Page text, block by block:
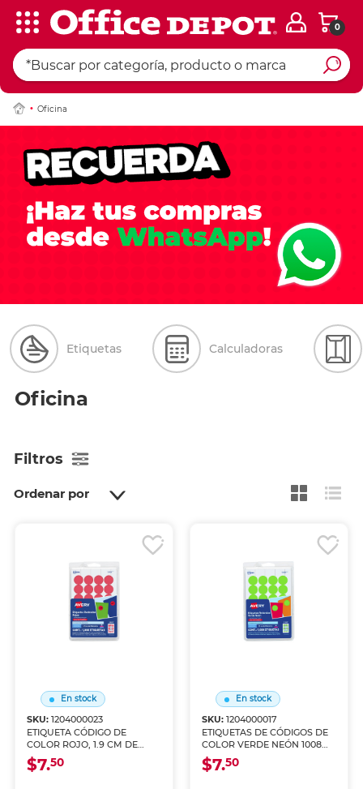
0
Oficina
Etiquetas Calculadoras
Oficina
Filtros
Ordenar por
En stock
SKU:1204000023
ETIQUETA CÓDIGO DE
COLOR ROJO, 1.9 CM DE
DIÁMETRO, 1008 PZ.
$7.50
En stock
SKU: 1204000017
ETIQUETAS DE CÓDIGOS DE
COLOR VERDE NEÓN 1008
PZ
$7.50